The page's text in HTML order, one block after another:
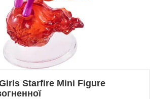
Starfire Mini Figure